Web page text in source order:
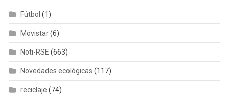
Fútbol (1)
Movistar(6)
Noti-RSE (663)
Novedades ecológicas (117)
reciclaje (74)